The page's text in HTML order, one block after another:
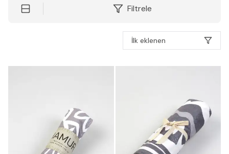
Filtrele
İlk eklenen